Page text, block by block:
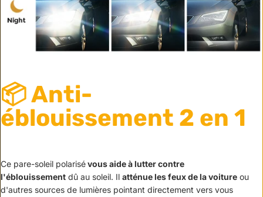
📦 Anti-
éblouissement 2 en 1
Ce pare-soleil polarisévous aide à lutter contre
l'éblouissement dû au soleil. Il atténue les feux de la voiture ou
d'autres sources de lumières pointant directement vers vous